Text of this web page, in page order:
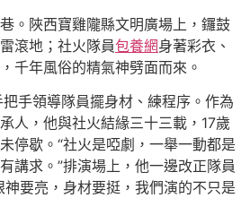
。陜西寶雞隴縣文明廣場上，鑼鼓
滾地；社火隊員包養網身著彩衣、
千年風俗的精氣神劈面而來。
手領導隊員擺身材、練程序。作為
人，他與社火結緣三十三載，17歲
停歇。“社火是啞劇，一舉一動都是
講求。”排演場上，他一邊改正隊員
神要亮，身材要挺，我們演的不只是